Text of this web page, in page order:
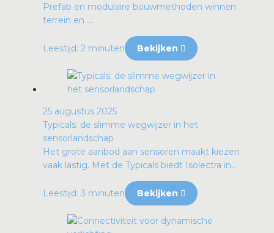
Prefab en modulaire bouwmethoden winnen
terrein en ...
Leestijd: 2 minuten Bekijken
25 augustus 2025
Typicals: de slimme wegwijzer in het
sensorlandschap
Het grote aanbod aan sensoren maakt kiezen
vaak lastig. Met de Typicals biedt Isolectra in...
Leestijd: 3 minuten Bekijken